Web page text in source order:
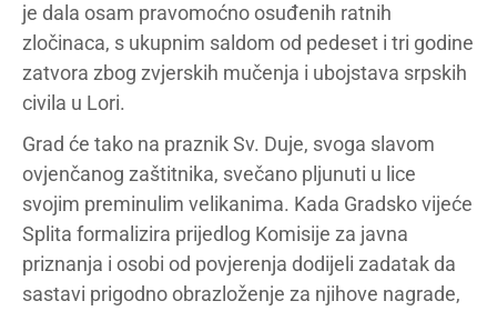
je dala osam pravomoćno osuđenih ratnih
zločinaca, s ukupnim saldom od pedeset i tri godine
zatvora zbog zvjerskih mučenja i ubojstava srpskih
civila u Lori.
Grad će tako na praznik Sv. Duje, svoga slavom
ovjenčanog zaštitnika, svečano pljunuti u lice
svojim preminulim velikanima. Kada Gradsko vijeće
Splita formalizira prijedlog Komisije za javna
priznanja i osobi od povjerenja dodijeli zadatak da
sastavi prigodno obrazloženje za njihove nagrade,